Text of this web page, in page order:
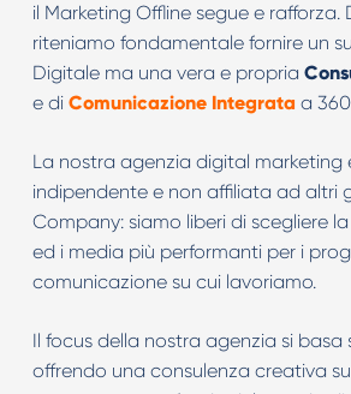
il Marketing Offline segue e
riteniamo fondamentale fornire un
Digitale ma una vera e propria
e di Comunicazione Integrata a
La nostra agenzia digital
indipendente e non affiliata ad altri
Company: siamo liberi di scegliere
ed i media più performanti per i
comunicazione su cui lavoriamo.
Il focus della nostra agenzia si basa
offrendo una consulenza creativa